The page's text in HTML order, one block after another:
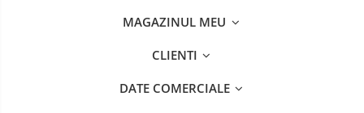
MAGAZINUL MEU
CLIENTI
DATE COMERCIALE